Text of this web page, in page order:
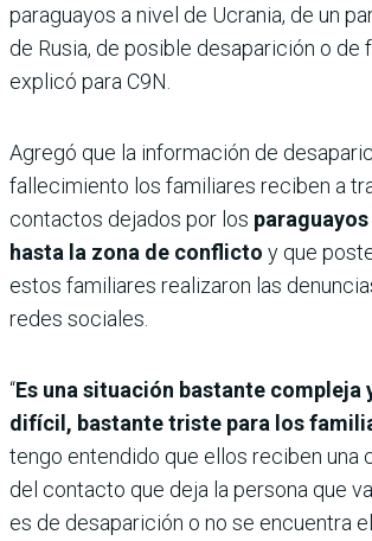
paraguayos a nivel de Ucrania, de un
de Rusia, de posible desaparición o de
explicó para C9N.
Agregó que la información de
fallecimiento los familiares reciben a
contactos dejados por los
hasta la zona de conflicto y que
estos familiares realizaron las
redes sociales.
“Es una situación bastante compleja
difícil, bastante triste para los
tengo entendido que ellos reciben una
del contacto que deja la persona que
es de desaparición o no se encuentra